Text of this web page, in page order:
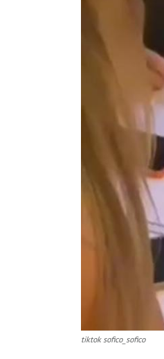
tiktok sofico_sofico